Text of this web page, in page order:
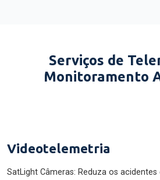
Serviços de
Monitoramento
Videotelemetria
SatLight Câmeras: Reduza os